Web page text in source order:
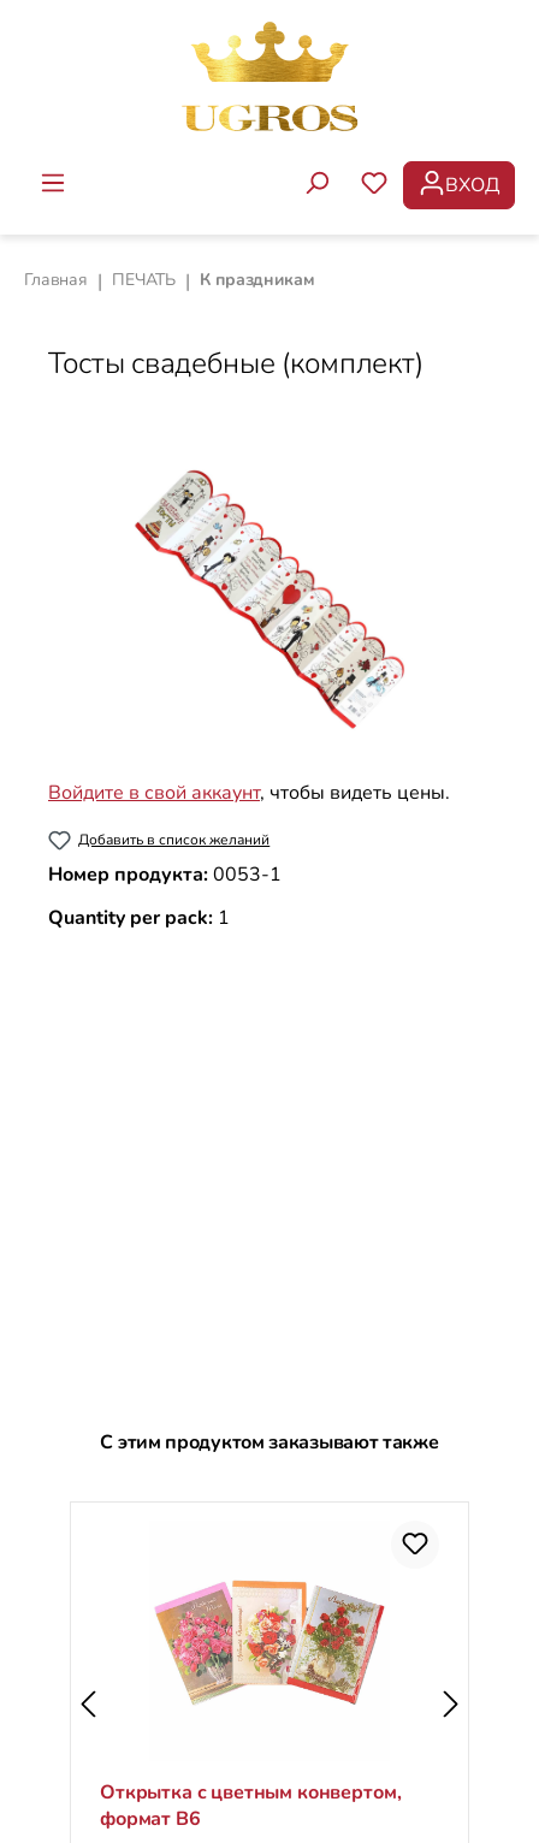
Перейти к основному содержанию
У ВАС ЕСТЬ
ВХОД
Главная | ПЕЧАТЬ | К праздникам
Тосты свадебные (комплект)
Войдите в свой аккаунт, чтобы видеть цены.
Добавить в список желаний
Номер продукта:0053-1
Quantity per pack: 1
Пропустить галерею продуктов
С этим продуктом заказывают также
Открытка с цветным конвертом,
формат B6